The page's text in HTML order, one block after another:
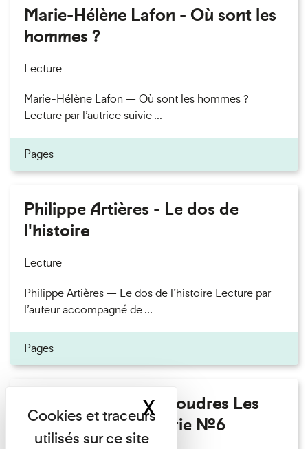
Marie-Hélène Lafon - Où sont les
hommes ?
Lecture
Marie-Hélène Lafon — Où sont les hommes ?
Lecture par l’autrice suivie ...
Pages
Philippe Artières - Le dos de
l'histoire
Lecture
Philippe Artières — Le dos de l’histoire Lecture par
l’auteur accompagné de ...
Pages
Fanny Taillandier - Foudres Les
Invités de l’Imprimerie n°6
XMasquer le